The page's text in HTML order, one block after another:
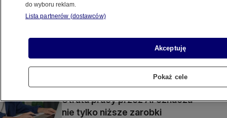
BIZNES
Nowe zasady kontroli L4
Utrata pracy przez AI oznacza
nie tylko niższe zarobki
do wyboru reklam.
Lista partnerów (dostawców)
Akceptuję
Pokaż cele